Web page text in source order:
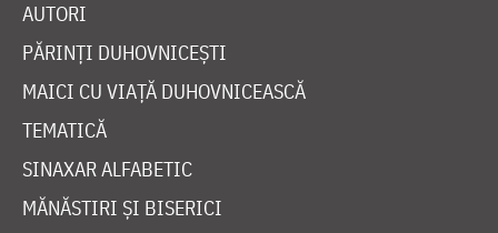
AUTORI
PĂRINȚI DUHOVNICEȘTI
MAICI CU VIAȚĂ DUHOVNICEASCĂ
TEMATICĂ
SINAXAR ALFABETIC
MĂNĂSTIRI ȘI BISERICI